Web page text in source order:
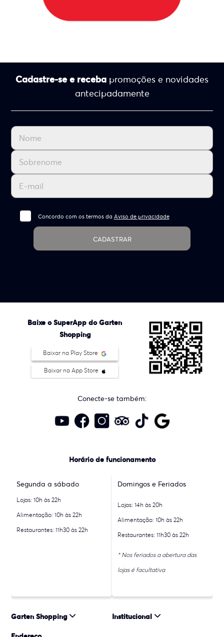
Cadastre-se e receba promoções e novidades
antecipadamente
Concordo com os termos da Aviso de privacidade
CADASTRAR
Baixe o SuperApp do Garten
Shopping
Baixar na Play Store
Baixar na App Store
Conecte-se também:
Horário de funcionamento
Segunda a sábado
Lojas: 10h às 22h
Alimentação: 10h às 22h
Restaurantes: 11h30 às 22h
Domingos e Feriados
Lojas: 14h às 20h
Alimentação: 10h às 22h
Restaurantes: 11h30 às 22h
* Nos feriados a abertura das
lojas é facultativa
Garten Shopping Institucional